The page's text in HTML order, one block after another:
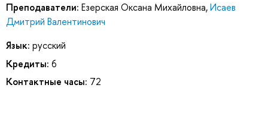
Преподаватели: Езерская Оксана Михайловна,Исаев
Дмитрий Валентинович
Язык: русский
Кредиты: 6
Контактные часы: 72